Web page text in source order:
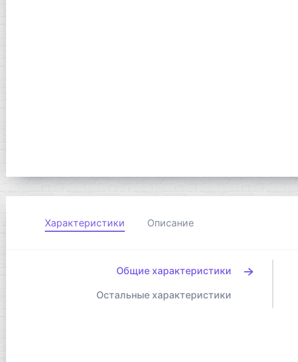
Характеристики Описание
Общие характеристики
Остальные характеристики